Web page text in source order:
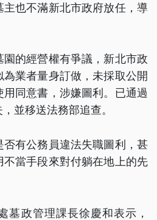
也不滿新北市政府放任，導
的經營權有爭議，新北市政
業者量身訂做，未採取公開
同意書，涉嫌圖利。已通過
並移送法務部追查。
有公務員違法失職圖利，甚
當手段來對付躺在地上的先
墓政管理課長徐慶和表示，